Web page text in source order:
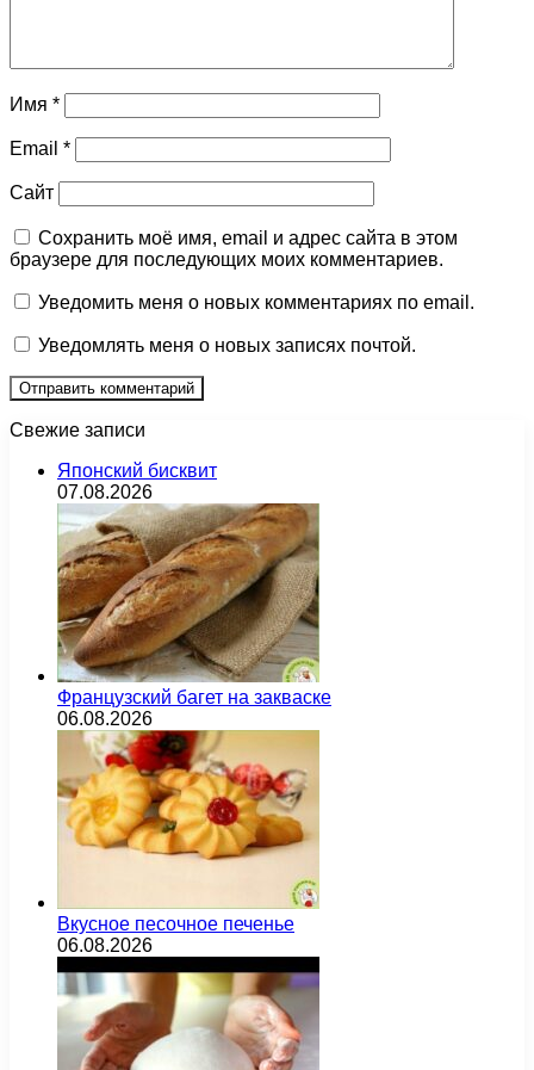
Имя *
Email *
Сайт
Сохранить моё имя, email и адрес сайта в этом
браузере для последующих моих комментариев.
Уведомить меня о новых комментариях по email.
Уведомлять меня о новых записях почтой.
Свежие записи
Японский бисквит
07.08.2026
Французский багет на закваске
06.08.2026
Вкусное песочное печенье
06.08.2026